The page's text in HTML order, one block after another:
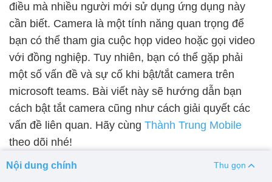
Màn hình Vsmart Màn hình Google Pixel
Thay pin
Pin iPhone Pin Samsumg Pin Oppo Pin Xiaomi
Pin Realme
Vỏ iPhone Vỏ Samsung Vỏ Xiaomi Vỏ Oppo
Vỏ Huawei
điều mà nhiều người mới sử dụng ứng dụng này
cần biết. Camera là một tính năng quan trọng để
bạn có thể tham gia cuộc họp video hoặc gọi video
với đồng nghiệp. Tuy nhiên, bạn có thể gặp phải
một số vấn đề và sự cố khi bật/tắt camera trên
microsoft teams. Bài viết này sẽ hướng dẫn bạn
cách bật tắt camera cũng như cách giải quyết các
vấn đề liên quan. Hãy cùng Thành Trung Mobile
theo dõi nhé!
Nội dung chính Thu gọn